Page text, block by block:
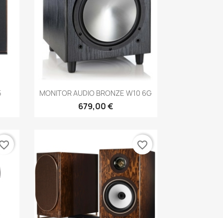
 Anteprima
MONITOR AUDIO BRONZE W10 6G
679,00 €
favorite_border